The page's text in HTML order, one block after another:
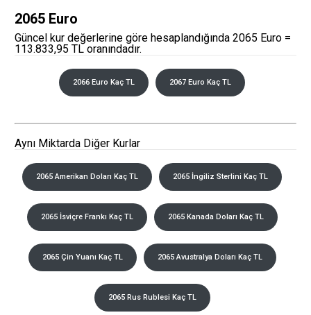
2065 Euro
Güncel kur değerlerine göre hesaplandığında 2065 Euro =
113.833,95 TL oranındadır.
2066 Euro Kaç TL 2067 Euro Kaç TL
Aynı Miktarda Diğer Kurlar
2065 Amerikan Doları Kaç TL 2065 İngiliz Sterlini Kaç TL
2065 İsviçre Frankı Kaç TL 2065 Kanada Doları Kaç TL
2065 Çin Yuanı Kaç TL 2065 Avustralya Doları Kaç TL
2065 Rus Rublesi Kaç TL